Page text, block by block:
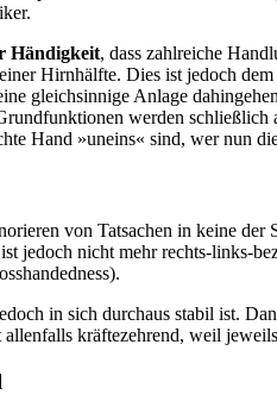
Händigkeit, dass zahlreiche
Hirnhälfte. Dies ist jedoch
gleichsinnige Anlage
werden
Hand »uneins« sind, wer nun
von Tatsachen in keine
jedoch nicht mehr rechts-links-
in sich durchaus stabil ist.
kräftezehrend, weil